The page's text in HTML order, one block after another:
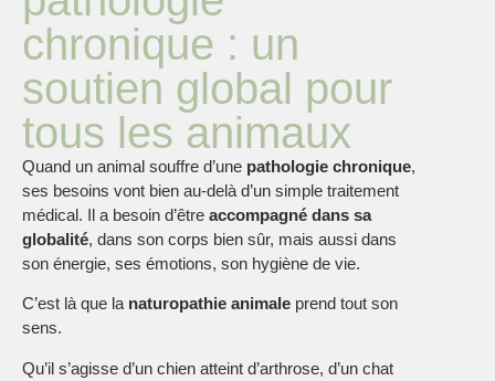
chronique : un
soutien global pour
tous les animaux
Quand un animal souffre d’une pathologie chronique,
ses besoins vont bien au-delà d’un simple traitement
médical. Il a besoin d’être accompagné dans sa
globalité, dans son corps bien sûr, mais aussi dans
son énergie, ses émotions, son hygiène de vie.
C’est là que la naturopathie animale prend tout son
sens.
Qu’il s’agisse d’un chien atteint d’arthrose, d’un chat